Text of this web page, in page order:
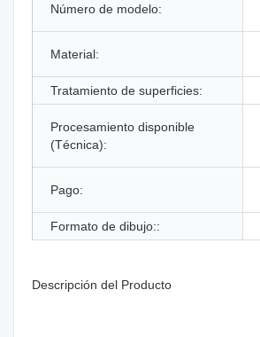
Número de modelo:
Material:
Tratamiento de superficies:
Procesamiento disponible
(Técnica):
Pago:
Formato de dibujo::
Descripción del Producto